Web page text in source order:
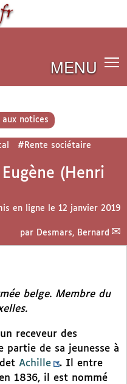
MENU
aux notices
#Rente sociétaire
(Henri
en ligne le 12 janvier 2019
par Desmars, Bernard
belge. Membre du
receveur des
partie de sa jeunesse à
Achille
. Il entre
1836, il est nommé